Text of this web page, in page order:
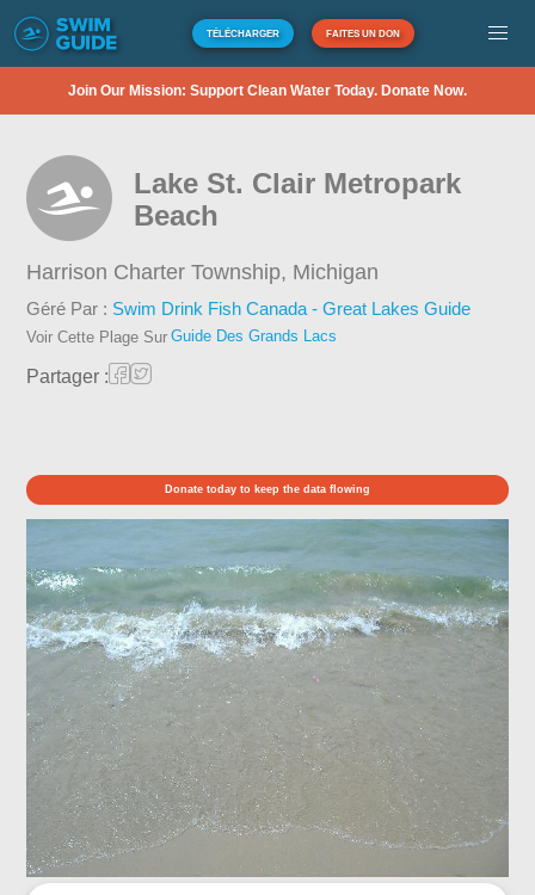
TÉLÉCHARGER FAITES UN DON
Join Our Mission: Support Clean Water Today. Donate Now.
Lake St. Clair Metropark
Beach
Harrison Charter Township, Michigan
Géré Par : Swim Drink Fish Canada - Great Lakes Guide
Voir Cette Plage Sur Guide Des Grands Lacs
Partager :
Donate today to keep the data flowing